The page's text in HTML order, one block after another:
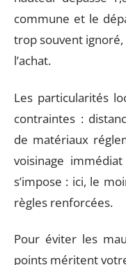
commune et le
trop souvent
l’achat.
Les particularités
contraintes :
de matériaux
voisinage
s’impose : ici, le
règles renforcées.
Pour éviter les
points méritent